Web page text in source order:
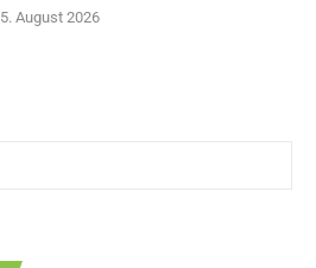
5. August 2026